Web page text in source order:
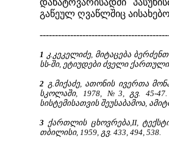
გაწეულ ღვაწლშიც
1 კ.კეკელიძე, მიტაცება
სს-ში, ეტიუდები ძველი
2 გ.მიქაძე, ათონის ივერთა
სკოლაში, 1978, №3, გვ. 45-
სისტემისათვის შეუსაბამოა,
3 ქართლის ცხოვრება,II,
თბილისი, 1959, გვ. 433, 494, 538.